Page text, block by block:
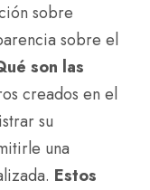
sobre
sobre el
son las
creados en el
su
una
Estos